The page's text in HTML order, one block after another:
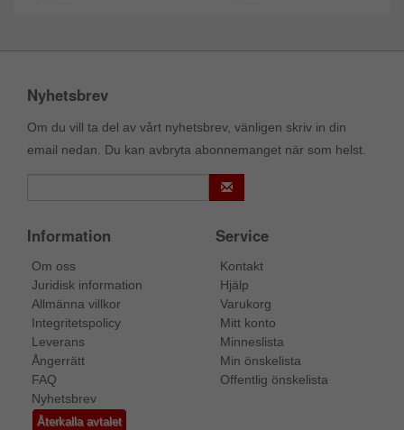
Nyhetsbrev
Om du vill ta del av vårt nyhetsbrev, vänligen skriv in din
email nedan. Du kan avbryta abonnemanget när som helst.
Information
Om oss
Juridisk information
Allmänna villkor
Integritetspolicy
Leverans
Ångerrätt
FAQ
Nyhetsbrev
Återkalla avtalet
Service
Kontakt
Hjälp
Varukorg
Mitt konto
Minneslista
Min önskelista
Offentlig önskelista